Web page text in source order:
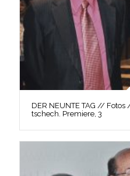
DER NEUNTE TAG //
tschech. Premiere, 3